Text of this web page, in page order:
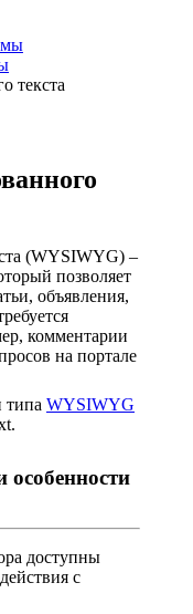
текста
(WYSIWYG) –
позволяет
объявления,
комментарии
на портале
типа WYSIWYG
особенности
доступны
с